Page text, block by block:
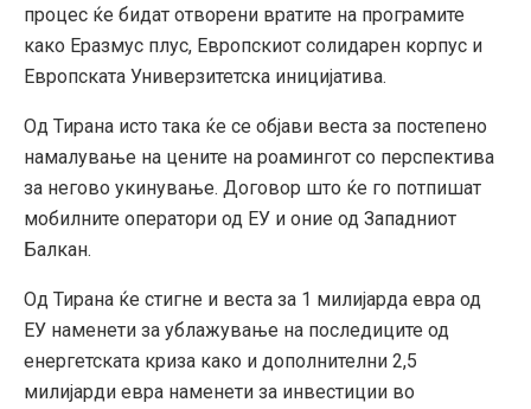
процес ќе бидат отворени вратите на програмите
како Еразмус плус, Европскиот солидарен корпус и
Европската Универзитетска иницијатива.
Од Тирана исто така ќе се објави веста за постепено
намалување на цените на роамингот со перспектива
за негово укинување. Договор што ќе го потпишат
мобилните оператори од ЕУ и оние од Западниот
Балкан.
Од Тирана ќе стигне и веста за 1 милијарда евра од
ЕУ наменети за ублажување на последиците од
енергетската криза како и дополнителни 2,5
милијарди евра наменети за инвестиции во